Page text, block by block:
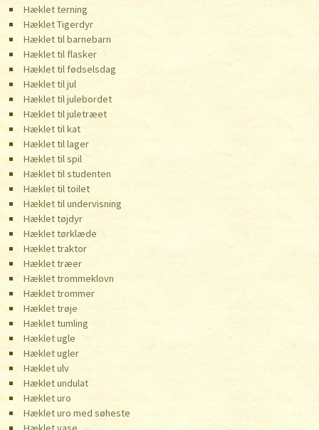
Hæklet terning
Hæklet Tigerdyr
Hæklet til barnebarn
Hæklet til flasker
Hæklet til fødselsdag
Hæklet til jul
Hæklet til julebordet
Hæklet til juletræet
Hæklet til kat
Hæklet til lager
Hæklet til spil
Hæklet til studenten
Hæklet til toilet
Hæklet til undervisning
Hæklet tøjdyr
Hæklet tørklæde
Hæklet traktor
Hæklet træer
Hæklet trommeklovn
Hæklet trommer
Hæklet trøje
Hæklet tumling
Hæklet ugle
Hæklet ugler
Hæklet ulv
Hæklet undulat
Hæklet uro
Hæklet uro med søheste